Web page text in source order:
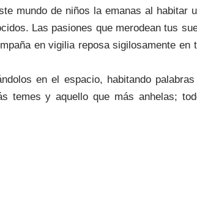
mundo de niños la emanas al habitar
Las pasiones que merodean tus
en vigilia reposa sigilosamente en
en el espacio, habitando
temes y aquello que más anhelas;